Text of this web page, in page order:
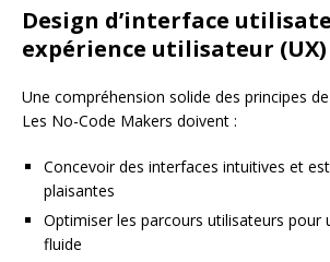
Design d’interface
expérience utilisateur (UX)
Une compréhension solide des principes de
Les No-Code Makers doivent :
Concevoir des interfaces intuitives et
plaisantes
Optimiser les parcours utilisateurs pour
fluide